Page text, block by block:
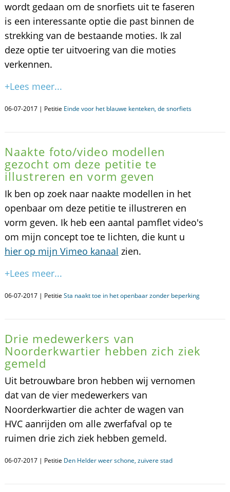
wordt gedaan om de snorfiets uit te faseren
is een interessante optie die past binnen de
strekking van de bestaande moties. Ik zal
deze optie ter uitvoering van die moties
verkennen.
+Lees meer...
06-07-2017 | Petitie Einde voor het blauwe kenteken, de snorfiets
Naakte foto/video modellen
gezocht om deze petitie te
illustreren en vorm geven
Ik ben op zoek naar naakte modellen in het
openbaar om deze petitie te illustreren en
vorm geven. Ik heb een aantal pamflet video's
om mijn concept toe te lichten, die kunt u
hier op mijn Vimeo kanaal zien.
+Lees meer...
06-07-2017 | Petitie Sta naakt toe in het openbaar zonder beperking
Drie medewerkers van
Noorderkwartier hebben zich ziek
gemeld
Uit betrouwbare bron hebben wij vernomen
dat van de vier medewerkers van
Noorderkwartier die achter de wagen van
HVC aanrijden om alle zwerfafval op te
ruimen drie zich ziek hebben gemeld.
06-07-2017 | Petitie Den Helder weer schone, zuivere stad